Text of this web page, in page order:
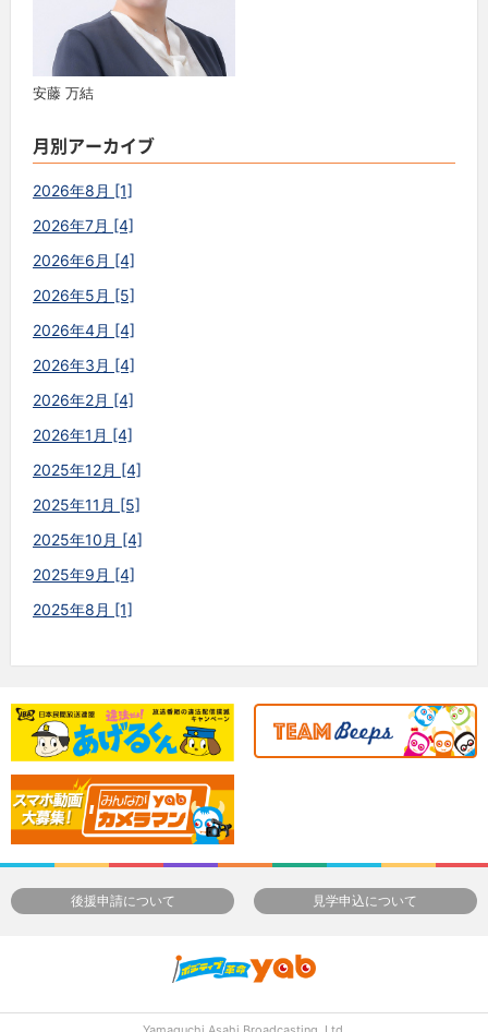
安藤 万結
月別アーカイブ
2026年8月 [1]
2026年7月 [4]
2026年6月 [4]
2026年5月 [5]
2026年4月 [4]
2026年3月 [4]
2026年2月 [4]
2026年1月 [4]
2025年12月 [4]
2025年11月 [5]
2025年10月 [4]
2025年9月 [4]
2025年8月 [1]
後援申請について 見学申込について